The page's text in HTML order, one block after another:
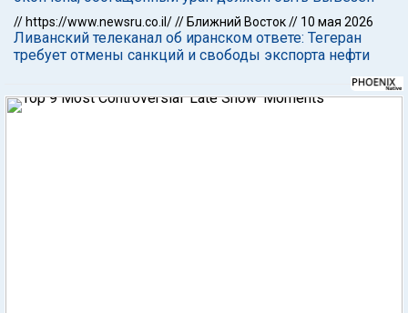
// https://www.newsru.co.il/// Ближний Восток// 10 мая 2026
Ливанский телеканал об иранском ответе: Тегеран
требует отмены санкций и свободы экспорта нефти